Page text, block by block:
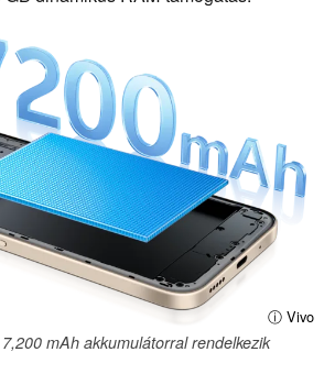
ⓘ Vivo
mAh akkumulátorral rendelkezik